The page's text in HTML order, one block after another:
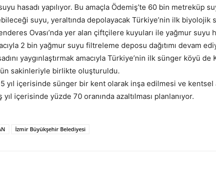
hasadı yapılıyor. Bu amaçla Ödemiş’te 60 bin metreküp
suyu, yeraltında depolayacak Türkiye’nin ilk biyolojik
Ovası’nda yer alan çiftçilere kuyuları ile yağmur suyu
2 bin yağmur suyu filtreleme deposu dağıtımı devam
yaygınlaştırmak amacıyla Türkiye’nin ilk sünger köyü de
sakinleriyle birlikte oluşturuldu.
yıl içerisinde sünger bir kent olarak inşa edilmesi ve kentsel
yıl içerisinde yüzde 70 oranında azaltılması planlanıyor.
İzmir Büyükşehir Belediyesi